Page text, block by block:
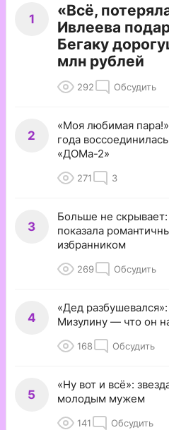
1
«Всё,
Ивлеева
Бегаку
млн рублей
292 Обсудить
2
«Моя любимая
года
«ДОМа-2»
271 3
3
Больше не
показала
избранником
269 Обсудить
4
«Дед
Мизулину — что он
168 Обсудить
5
«Ну вот и всё»:
молодым мужем
141 Обсудить